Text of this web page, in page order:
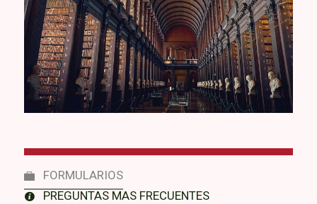
FORMULARIOS
PREGUNTAS MAS FRECUENTES